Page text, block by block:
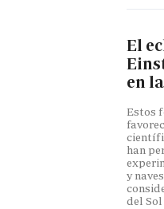
El
en
Estos
han
y
del Sol